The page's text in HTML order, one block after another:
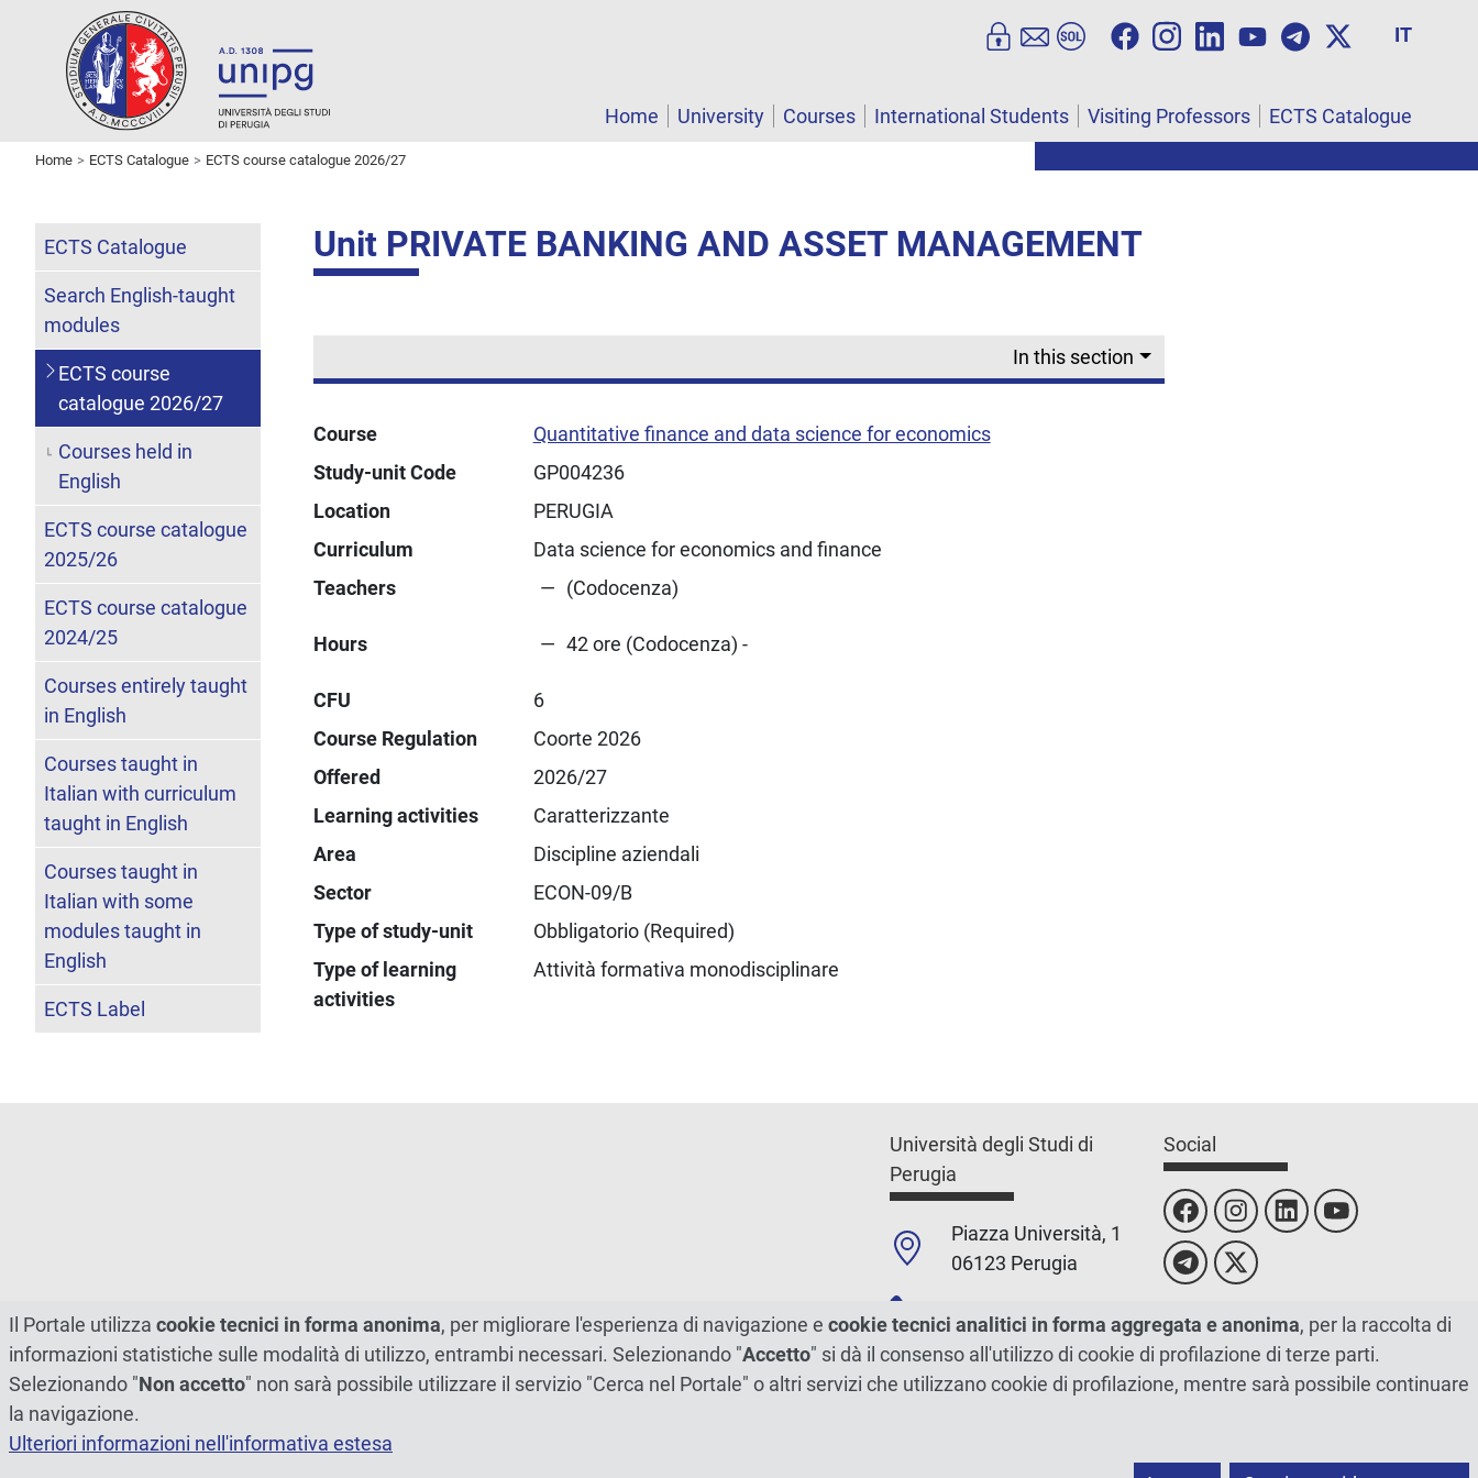
IT
Home University Courses International Students Visiting Professors ECTS Catalogue
Home ECTS Catalogue ECTS course catalogue 2026/27
Unit PRIVATE BANKING AND ASSET MANAGEMENT
In this section
Course
Quantitative finance and data science for economics
Study-unit Code
GP004236
Location
PERUGIA
Curriculum
Data science for economics and finance
Teachers
(Codocenza)
Hours 42 ore (Codocenza) -
CFU
6
Course Regulation
Coorte 2026
Offered
2026/27
Learning activities
Caratterizzante
Area
Discipline aziendali
Sector
ECON-09/B
Type of study-unit
Obbligatorio (Required)
Type of learning
activities
Attività formativa monodisciplinare
ECTS Catalogue
Search English-taught
modules
ECTS course
catalogue 2026/27
Courses held in
English
ECTS course catalogue
2025/26
ECTS course catalogue
2024/25
Courses entirely taught
in English
Courses taught in
Italian with curriculum
taught in English
Courses taught in
Italian with some
modules taught in
English
ECTS Label
Università degli Studi di
Perugia
Piazza Università, 1
06123 Perugia
+39 0755851
C.F./P.Iva 00448820548
Social
Il Portale utilizza cookie tecnici in forma anonima, per migliorare l'esperienza di navigazione e cookie tecnici analitici in forma aggregata e anonima, per la raccolta di
informazioni statistiche sulle modalità di utilizzo, entrambi necessari. Selezionando "Accetto" si dà il consenso all'utilizzo di cookie di profilazione di terze parti.
Selezionando "Non accetto" non sarà possibile utilizzare il servizio "Cerca nel Portale" o altri servizi che utilizzano cookie di profilazione, mentre sarà possibile continuare
la navigazione.
Ulteriori informazioni nell'informativa estesa